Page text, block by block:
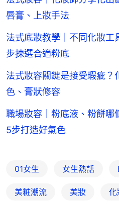
唇膏、上妝手法
法式底妝教學｜不同化妝工
步揀選合適粉底
法式妝容關鍵是接受瑕疵？
色、膏狀修容
職場妝容｜粉底液、粉餅哪
5步打造好氣色
01女生 女生熱話
美粧潮流 美妝 化